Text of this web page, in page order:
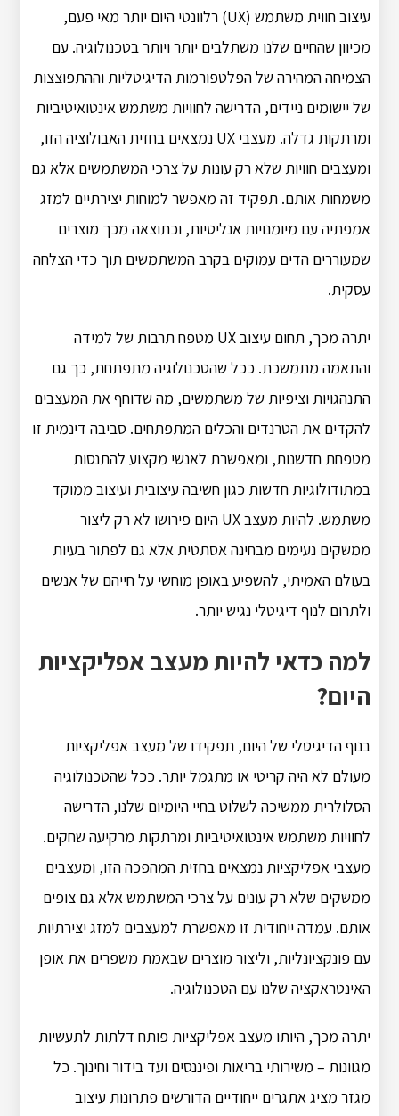
עיצוב חווית משתמש (UX) רלוונטי היום יותר מאי פעם,
מכיוון שהחיים שלנו משתלבים יותר ויותר בטכנולוגיה. עם
הצמיחה המהירה של הפלטפורמות הדיגיטליות וההתפוצצות
של יישומים ניידים, הדרישה לחוויות משתמש אינטואיטיביות
ומרתקות גדלה. מעצבי UX נמצאים בחזית האבולוציה הזו,
ומעצבים חוויות שלא רק עונות על צרכי המשתמשים אלא גם
משמחות אותם. תפקיד זה מאפשר למוחות יצירתיים למזג
אמפתיה עם מיומנויות אנליטיות, וכתוצאה מכך מוצרים
שמעוררים הדים עמוקים בקרב המשתמשים תוך כדי הצלחה
עסקית.
יתרה מכך, תחום עיצוב UX מטפח תרבות של למידה
והתאמה מתמשכת. ככל שהטכנולוגיה מתפתחת, כך גם
התנהגויות וציפיות של משתמשים, מה שדוחף את המעצבים
להקדים את הטרנדים והכלים המתפתחים. סביבה דינמית זו
מטפחת חדשנות, ומאפשרת לאנשי מקצוע להתנסות
במתודולוגיות חדשות כגון חשיבה עיצובית ועיצוב ממוקד
משתמש. להיות מעצב UX היום פירושו לא רק ליצור
ממשקים נעימים מבחינה אסתטית אלא גם לפתור בעיות
בעולם האמיתי, להשפיע באופן מוחשי על חייהם של אנשים
ולתרום לנוף דיגיטלי נגיש יותר.
למה כדאי להיות מעצב אפליקציות
היום?
בנוף הדיגיטלי של היום, תפקידו של מעצב אפליקציות
מעולם לא היה קריטי או מתגמל יותר. ככל שהטכנולוגיה
הסלולרית ממשיכה לשלוט בחיי היומיום שלנו, הדרישה
לחוויות משתמש אינטואיטיביות ומרתקות מרקיעה שחקים.
מעצבי אפליקציות נמצאים בחזית המהפכה הזו, ומעצבים
ממשקים שלא רק עונים על צרכי המשתמש אלא גם צופים
אותם. עמדה ייחודית זו מאפשרת למעצבים למזג יצירתיות
עם פונקציונליות, וליצור מוצרים שבאמת משפרים את אופן
האינטראקציה שלנו עם הטכנולוגיה.
יתרה מכך, היותו מעצב אפליקציות פותח דלתות לתעשיות
מגוונות – משירותי בריאות ופיננסים ועד בידור וחינוך. כל
מגזר מציג אתגרים ייחודיים הדורשים פתרונות עיצוב